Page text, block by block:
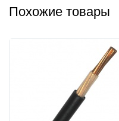
Похожие товары